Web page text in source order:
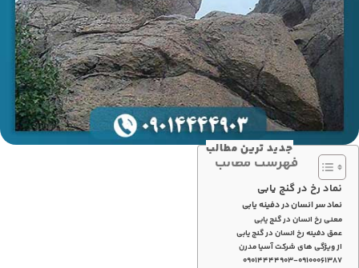
جدید ترین مطالب
فهرست مطالب
نماد رخ در گنج یابی
نماد سر انسان در دفینه یابی
معنی رخ انسان در گنج یابی
عمق دفینه رخ انسان در گنج یابی
از ویژگی های شرکت آسیا مدرن
۰۹۰۱۴۴۴۴۹۰۳-۰۹۱۰۰۰۶۱۳۸۷